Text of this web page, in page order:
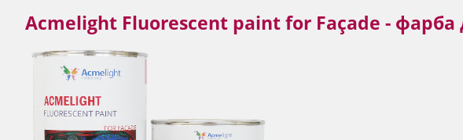
Acmelight Fluorescent paint for Façade - фарба